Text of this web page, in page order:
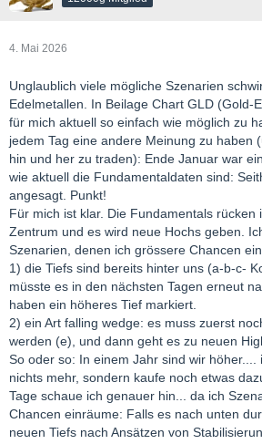
4. Mai 2026
Unglaublich viele mögliche Szenarien
Edelmetallen. In Beilage Chart GLD (Gold-
für mich aktuell so einfach wie möglich zu
jedem Tag eine andere Meinung zu haben
hin und her zu traden): Ende Januar war
wie aktuell die Fundamentaldaten sind:
angesagt. Punkt!
Für mich ist klar. Die Fundamentals rücken
Zentrum und es wird neue Hochs geben.
Szenarien, denen ich grössere Chancen
1) die Tiefs sind bereits hinter uns (a-b-c-
müsste es in den nächsten Tagen erneut
haben ein höheres Tief markiert.
2) ein Art falling wedge: es muss zuerst
werden (e), und dann geht es zu neuen
So oder so: In einem Jahr sind wir höher....
nichts mehr, sondern kaufe noch etwas
Tage schaue ich genauer hin... da ich
Chancen einräume: Falls es nach unten
neuen Tiefs nach Ansätzen von